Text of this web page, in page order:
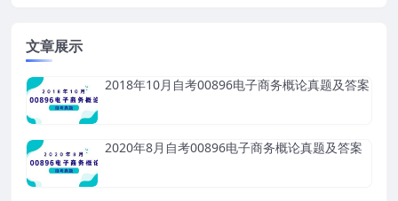
文章展示
2018年10月自考00896电子商务概论真题及答案
2020年8月自考00896电子商务概论真题及答案